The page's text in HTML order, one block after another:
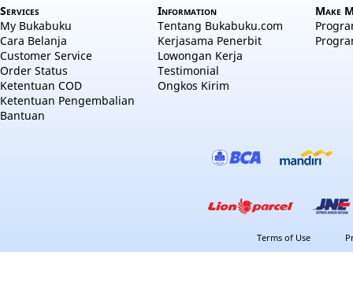
Services
My Bukabuku
Cara Belanja
Customer Service
Order Status
Ketentuan COD
Ketentuan Pengembalian
Bantuan
Information
Tentang Bukabuku.com
Kerjasama Penerbit
Lowongan Kerja
Testimonial
Ongkos Kirim
Make
Terms of Use